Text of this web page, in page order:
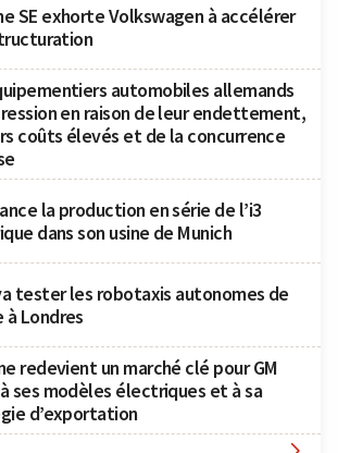
SE exhorte Volkswagen à accélérer
automobiles allemands
en raison de leur endettement,
coûts élevés et de la concurrence
la production en série de l’i3
dans son usine de Munich
tester les robotaxis autonomes de
à Londres
redevient un marché clé pour GM
ses modèles électriques et à sa
d’exportation